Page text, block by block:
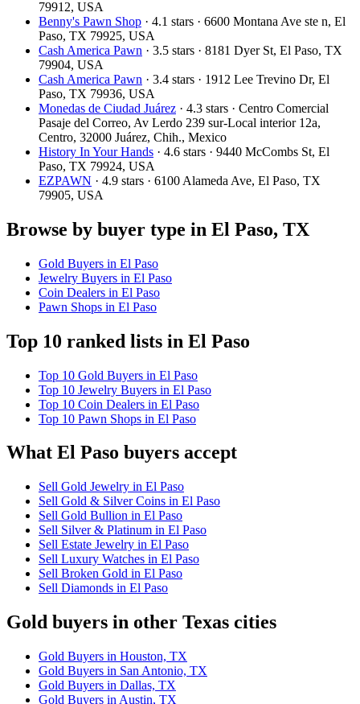
79912, USA
Benny's Pawn Shop · 4.1 stars · 6600 Montana Ave ste n, El
Paso, TX 79925, USA
Cash America Pawn · 3.5 stars · 8181 Dyer St, El Paso, TX
79904, USA
Cash America Pawn · 3.4 stars · 1912 Lee Trevino Dr, El
Paso, TX 79936, USA
Monedas de Ciudad Juárez · 4.3 stars · Centro Comercial
Pasaje del Correo, Av Lerdo 239 sur-Local interior 12a,
Centro, 32000 Juárez, Chih., Mexico
History In Your Hands · 4.6 stars · 9440 McCombs St, El
Paso, TX 79924, USA
EZPAWN · 4.9 stars · 6100 Alameda Ave, El Paso, TX
79905, USA
Browse by buyer type in El Paso, TX
Gold Buyers in El Paso
Jewelry Buyers in El Paso
Coin Dealers in El Paso
Pawn Shops in El Paso
Top 10 ranked lists in El Paso
Top 10 Gold Buyers in El Paso
Top 10 Jewelry Buyers in El Paso
Top 10 Coin Dealers in El Paso
Top 10 Pawn Shops in El Paso
What El Paso buyers accept
Sell Gold Jewelry in El Paso
Sell Gold & Silver Coins in El Paso
Sell Gold Bullion in El Paso
Sell Silver & Platinum in El Paso
Sell Estate Jewelry in El Paso
Sell Luxury Watches in El Paso
Sell Broken Gold in El Paso
Sell Diamonds in El Paso
Gold buyers in other Texas cities
Gold Buyers in Houston, TX
Gold Buyers in San Antonio, TX
Gold Buyers in Dallas, TX
Gold Buyers in Austin, TX